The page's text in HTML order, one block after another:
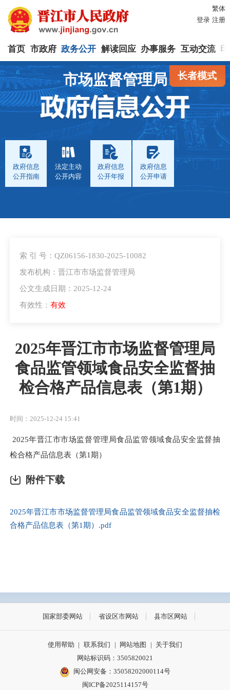
繁体
登录 注册
首页 市政府 政务公开 解读回应 办事服务 互动交流
长者模式
市场监督管理局
政府信息
公开指南
法定主动
公开内容
政府信息
公开年报
政府信息
公开申请
索 引 号：QZ06156-1830-2025-10082
发布机构：晋江市市场监督管理局
公文生成日期：2025-12-24
有效性： 有效
2025年晋江市市场监督管理局
食品监管领域食品安全监督抽
检合格产品信息表（第1期）
时间：2025-12-24 15:41
2025年晋江市市场监督管理局食品监管领域食品安全监督抽
检合格产品信息表（第1期）
附件下载
2025年晋江市市场监督管理局食品监管领域食品安全监督抽检
合格产品信息表（第1期）.pdf
国家部委网站 省设区市网站 县市区网站
使用帮助 | 联系我们 | 网站地图 | 关于我们
网站标识码：3505820021
闽公网安备：35058202000114号
闽ICP备2025114157号